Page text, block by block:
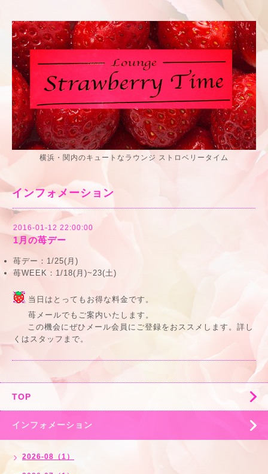
横浜・関内のキュートなラウンジ ストロベリータイム
インフォメーション
2016-01-12 22:00:00
1月の苺デー
苺デー： 1/25(月)
苺WEEK：1/18(月)~23(土)
当日はとってもお得な料金です。
苺メールでもご案内いたします。
この機会にぜひメール会員にご登録をおススメします。詳し
くはスタッフまで。
TOP
インフォメーション
2026-08（1）